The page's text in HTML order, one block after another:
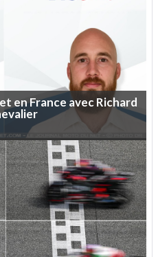
et enFrance avecRichard